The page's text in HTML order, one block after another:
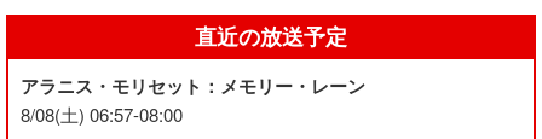
直近の放送予定
アラニス・モリセット：メモリー・レーン
8/08(土) 06:57-08:00